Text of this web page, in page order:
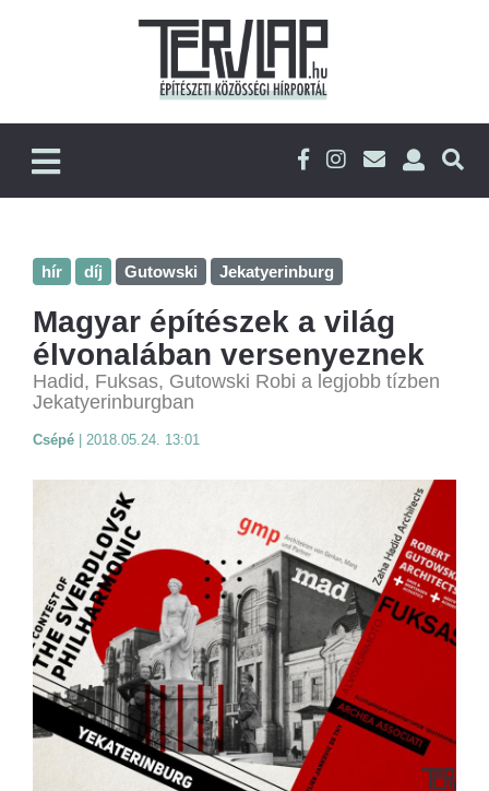
hír díj Gutowski Jekatyerinburg
Magyar építészek a világ
élvonalában versenyeznek
Hadid, Fuksas, Gutowski Robi a legjobb tízben
Jekatyerinburgban
Csépé 2018.05.24. 13:01